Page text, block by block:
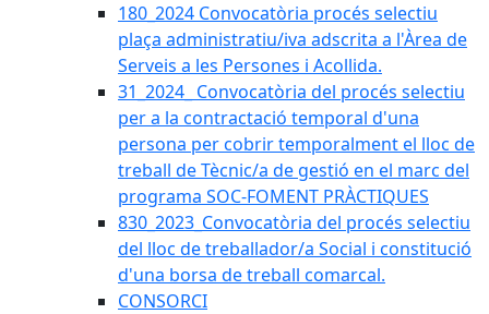
180_2024 Convocatòria procés selectiu
plaça administratiu/iva adscrita a l'Àrea de
Serveis a les Persones i Acollida.
31_2024_ Convocatòria del procés selectiu
per a la contractació temporal d'una
persona per cobrir temporalment el lloc de
treball de Tècnic/a de gestió en el marc del
programa SOC-FOMENT PRÀCTIQUES
830_2023_Convocatòria del procés selectiu
del lloc de treballador/a Social i constitució
d'una borsa de treball comarcal.
CONSORCI